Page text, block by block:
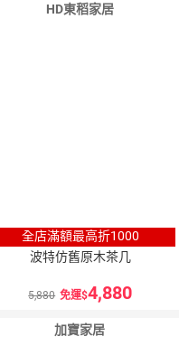
HD東稻家居
全店滿額最高折1000
波特仿舊原木茶几
5,880 免運 4,880
加寶家居